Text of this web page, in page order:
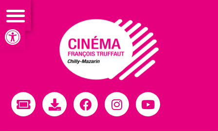
Ouvrir la barre d’outils